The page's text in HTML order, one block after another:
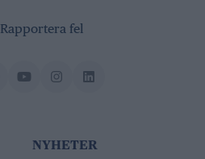
Rapportera fel
NYHETER